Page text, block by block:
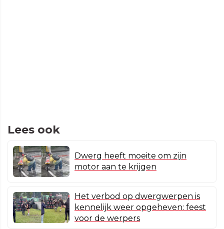
Lees ook
Dwerg heeft moeite om zijn
motor aan te krijgen
Het verbod op dwergwerpen is
kennelijk weer opgeheven: feest
voor de werpers